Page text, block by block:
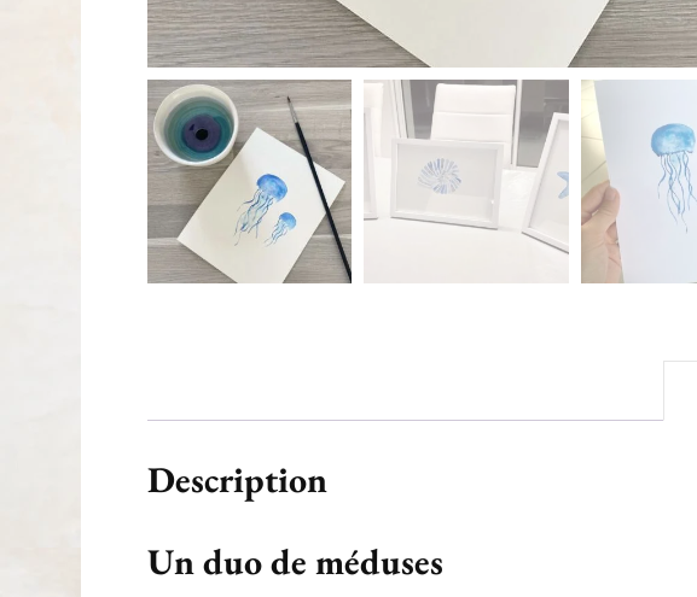
Description
Un duo de méduses